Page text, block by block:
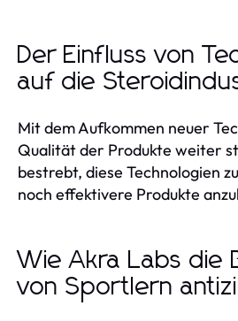
Der Einfluss von
auf die
Mit dem Aufkommen neuer
Qualität der Produkte weiter
bestrebt, diese Technologien
noch effektivere Produkte
Wie Akra Labs die
von Sportlern